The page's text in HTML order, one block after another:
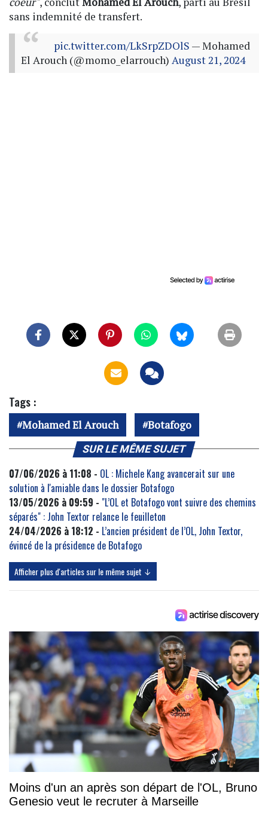
sans indemnité de transfert.
pic.twitter.com/LkSrpZDOlS — Mohamed
El Arouch (@momo_elarrouch) August 21, 2024
Tags :
Mohamed El Arouch Botafogo
SUR LE MÊME SUJET
07/06/2026 à 11:08 - OL : Michele Kang avancerait sur une
solution à l'amiable dans le dossier Botafogo
13/05/2026 à 09:59 - "L’OL et Botafogo vont suivre des chemins
séparés" : John Textor relance le feuilleton
24/04/2026 à 18:12 - L’ancien président de l’OL, John Textor,
évincé de la présidence de Botafogo
Afficher plus d'articles sur le même sujet ↓
Moins d'un an après son départ de l'OL, Bruno
Genesio veut le recruter à Marseille